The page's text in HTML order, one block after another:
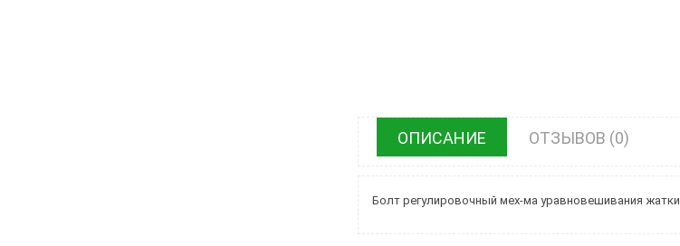
ОПИСАНИЕ ОТЗЫВОВ (0)
Болт регулировочный мех-ма уравновешивания жатки